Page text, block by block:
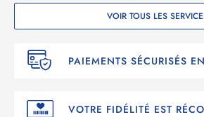
VOIR TOUS LES
PAIEMENTS SÉCURISÉS
VOTRE FIDÉLITÉ EST